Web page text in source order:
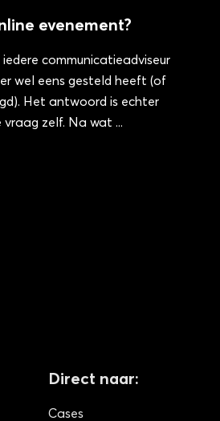
evenement?
communicatieadviseur
wel eens gesteld heeft (of
Het antwoord is echter
vraag zelf. Na wat ...
Direct naar:
Cases